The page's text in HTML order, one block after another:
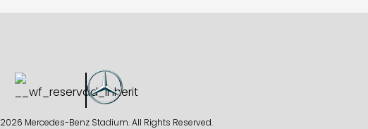
2026 Mercedes-Benz Stadium. All Rights Reserved.